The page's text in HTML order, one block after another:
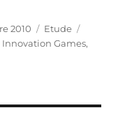
2010 Catégories
Etude
Innovation Games,